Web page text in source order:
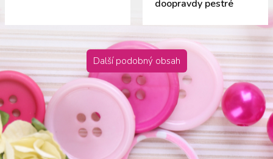
doopravdy pestré
Další podobný obsah